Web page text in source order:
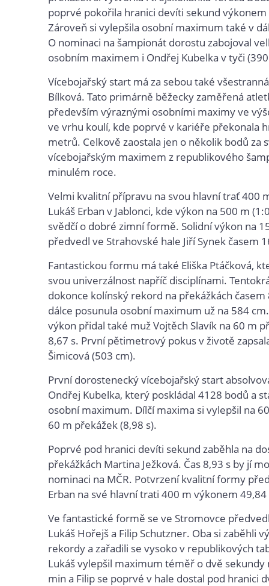
poprvé pokořila hranici devíti sekund výkonem
Zároveň si vylepšila osobní maximum také v
O nominaci na šampionát dorostu zabojoval
osobním maximem i Ondřej Kubelka v tyči
Vícebojařský start má za sebou také
Bílková. Tato primárně běžecky zaměřená
především výraznými osobními maximy ve
ve vrhu koulí, kde poprvé v kariéře překonala
metrů. Celkově zaostala jen o několik bodů za
vícebojařským maximem z republikového
minulém roce.
Velmi kvalitní přípravu na svou hlavní trať 400
Lukáš Erban v Jablonci, kde výkon na 500 m
svědčí o dobré zimní formě. Solidní výkon na
předvedl ve Strahovské hale Jiří Synek časem
Fantastickou formu má také Eliška Ptáčková,
svou univerzálnost napříč disciplínami.
dokonce kolínský rekord na překážkách časem
dálce posunula osobní maximum už na 584
výkon přidal také muž Vojtěch Slavík na 60 m
8,67 s. První pětimetrový pokus v životě
Šimicová (503 cm).
První dorostenecký vícebojařský start
Ondřej Kubelka, který poskládal 4128 bodů a
osobní maximum. Dílčí maxima si vylepšil na
60 m překážek (8,98 s).
Poprvé pod hranici devíti sekund zaběhla na
překážkách Martina Ježková. Čas 8,93 s by jí
nominaci na MČR. Potvrzení kvalitní formy
Erban na své hlavní trati 400 m výkonem 49,84
Ve fantastické formě se ve Stromovce
Lukáš Hořejš a Filip Schutzner. Oba si zaběhli
rekordy a zařadili se vysoko v republikových
Lukáš vylepšil maximum téměř o dvě sekundy
min a Filip se poprvé v hale dostal pod hranici